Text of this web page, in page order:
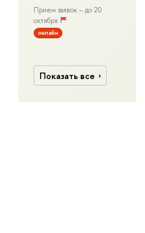
Прием заявок – до 20
октября
онлайн
Показать все